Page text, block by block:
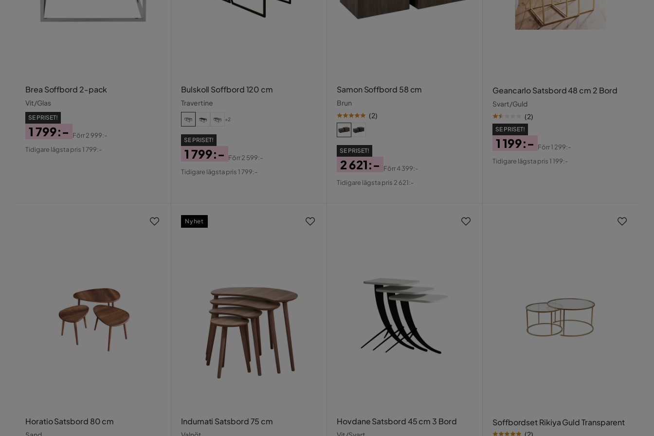
Brea Soffbord 2-pack
Vit/Glas
SE PRISET!
Pris
1 799:-
Original
Förr2 999:-
Tidigare lägsta pris 1 799:-
Bulskoll Soffbord 120 cm
Travertine
+2
SE PRISET!
Pris
1 799:-
Original
Förr2 599:-
Tidigare lägsta pris 1 799:-
Samon Soffbord 58 cm
Brun
(2)
SE PRISET!
Pris
2 621:-
Original
Förr4 399:-
Tidigare lägsta pris 2 621:-
Geancarlo Satsbord 48 cm 2 Bord
Svart/Guld
(2)
SE PRISET!
Pris
1 199:-
Original
Förr1 299:-
Tidigare lägsta pris 1 199:-
Horatio Satsbord 80 cm Indumati Satsbord 75 cm
Nyhet
Hovdane Satsbord 45 cm 3 Bord Soffbordset Rikiya Guld Transparent
(2)